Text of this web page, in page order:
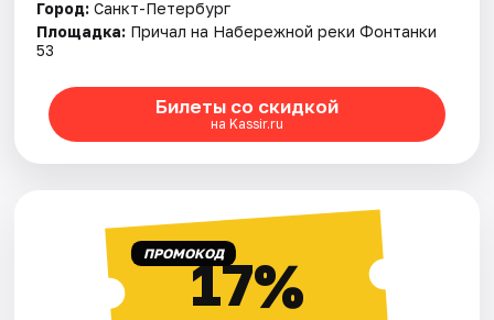
Рейтинги
Город: Санкт-Петербург
Площадка: Причал на Набережной реки Фонтанки
53
Билеты со скидкой
на Kassir.ru
ПРОМОКОД17%